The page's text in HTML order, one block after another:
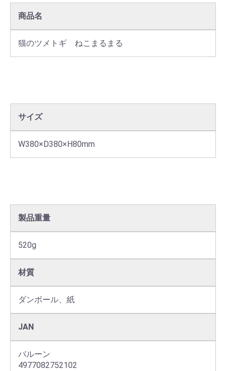
商品名
猫のツメトギ　ねこまるまる
サイズ
W380×D380×H80mm
製品重量
520g
材質
ダンボール、紙
JAN
バルーン
4977082752102